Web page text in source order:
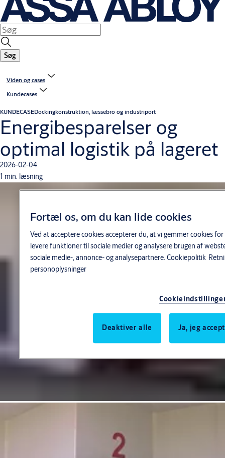
Søg
Viden og cases
Kundecases
KUNDECASEDockingkonstruktion, læssebro og industriport
Energibesparelser og
optimal logistik på lageret
2026-02-04
1 min. læsning
Fortæl os, om du kan lide cookies
Ved at acceptere cookies accepterer du, at vi gemmer cookies
levere funktioner til sociale medier og analysere brugen af
sociale medie-, annonce- og analysepartnere.Cookiepolitik
personoplysninger
Deaktiver alle Ja, jeg